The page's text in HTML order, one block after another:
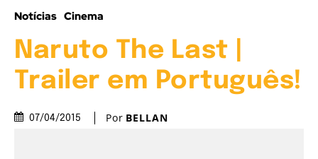
Notícias Cinema
Naruto The Last |
Trailer em Português!
07/04/2015 Por BELLAN